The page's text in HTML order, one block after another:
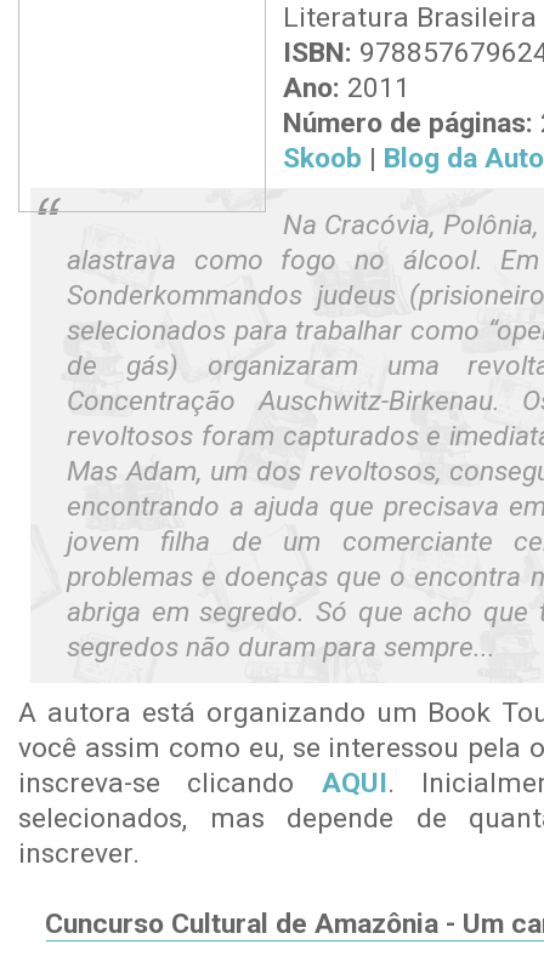
Literatura Brasileira
ISBN:
Ano: 2011
Número de páginas:
Skoob | Blog da
Na Cracóvia,
alastrava como fogo no álcool.
Sonderkommandos judeus
selecionados para trabalhar como
de gás) organizaram uma
Concentração Auschwitz-Birkenau.
revoltosos foram capturados e
Mas Adam, um dos revoltosos,
encontrando a ajuda que precisava
jovem filha de um comerciante
problemas e doenças que o encontra
abriga em segredo. Só que acho que
segredos não duram para sempre...
A autora está organizando um Book
você assim como eu, se interessou pela
inscreva-se clicando AQUI.
selecionados, mas depende de
inscrever.
Cuncurso Cultural de Amazônia - Um